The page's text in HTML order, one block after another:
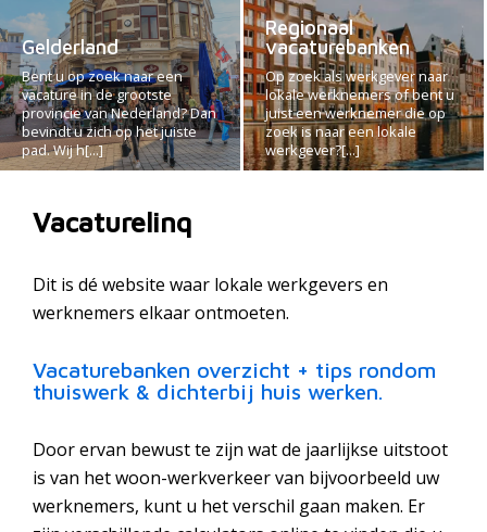
Gelderland
Bent u op zoek naar een
vacature in de grootste
provincie van Nederland? Dan
bevindt u zich op het juiste
pad. Wij h[...]
Regionaal
vacaturebanken
Op zoek als werkgever naar
lokale werknemers of bent u
juist een werknemer die op
zoek is naar een lokale
werkgever?[...]
Vacaturelinq
Dit is dé website waar lokale werkgevers en
werknemers elkaar ontmoeten.
Vacaturebanken overzicht + tips rondom
thuiswerk & dichterbij huis werken.
Door ervan bewust te zijn wat de jaarlijkse uitstoot
is van het woon-werkverkeer van bijvoorbeeld uw
werknemers, kunt u het verschil gaan maken. Er